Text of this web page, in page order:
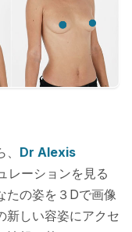
Dr Alexis
レーションを見る
たの姿を３Dで画像
新しい容姿にアクセ